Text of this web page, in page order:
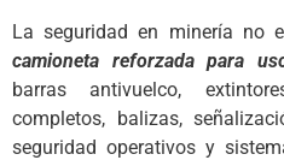
La seguridad en minería no
camioneta reforzada para
barras antivuelco,
completos, balizas,
seguridad operativos y